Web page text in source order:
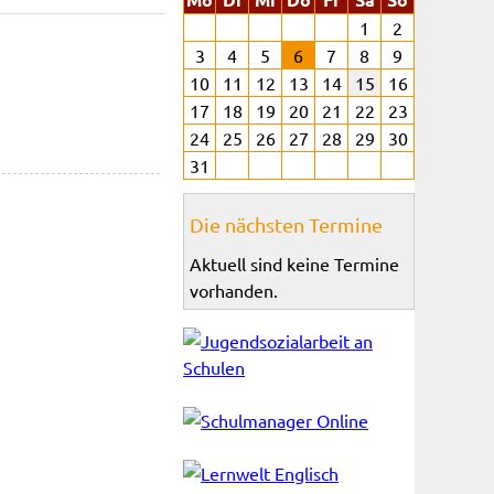
1
2
3
4 5 6 7 8
9
10
11 12 13 14 15
16
17
18 19 20 21 22
23
24
25 26 27 28 29
30
31
Die nächsten Termine
Aktuell sind keine Termine
vorhanden.